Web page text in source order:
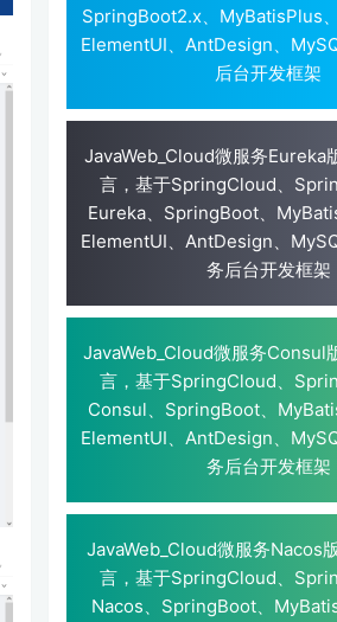
SpringBoot2.x、MyBatisPlus
ElementUI、AntDesign、
后台开发框架
JavaWeb_Cloud微服务Eureka
言，基于SpringCloud、
Eureka、SpringBoot、
ElementUI、AntDesign、
务后台开发框架
JavaWeb_Cloud微服务Consul
言，基于SpringCloud、
Consul、SpringBoot、
ElementUI、AntDesign、
务后台开发框架
JavaWeb_Cloud微服务Nacos
言，基于SpringCloud、
Nacos、SpringBoot、